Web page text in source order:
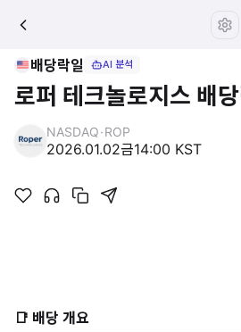
배당락일 AI 분석
로퍼 테크놀로지스 배
NASDAQ·ROP
2026.01.02금14:00 KST
📑 배당 개요